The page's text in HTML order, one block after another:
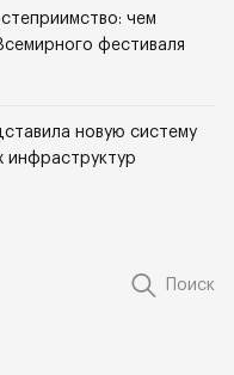
чем
фестиваля
новую систему
инфраструктур
Поиск